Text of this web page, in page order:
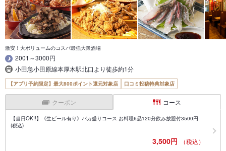
激安！大ボリュームのコスパ最強大衆酒場
2001～3000円
小田急小田原線本厚木駅北口より徒歩約1分
【アプリ予約限定】最大800ポイント還元対象店 口コミ投稿特典対象店
クーポン コース
【当日OK!!】《生ビール有り》バカ盛りコース お料理6品120分飲み放題付3500円
(税込)
3,500円 （税込）